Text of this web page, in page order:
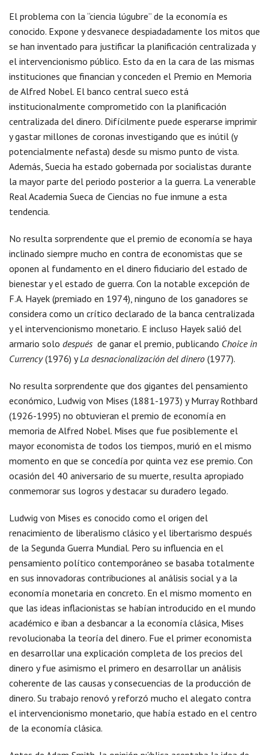
El problema con la “ciencia lúgubre” de la economía es
conocido. Expone y desvanece despiadadamente los mitos que
se han inventado para justificar la planificación centralizada y
el intervencionismo público. Esto da en la cara de las mismas
instituciones que financian y conceden el Premio en Memoria
de Alfred Nobel. El banco central sueco está
institucionalmente comprometido con la planificación
centralizada del dinero. Difícilmente puede esperarse imprimir
y gastar millones de coronas investigando que es inútil (y
potencialmente nefasta) desde su mismo punto de vista.
Además, Suecia ha estado gobernada por socialistas durante
la mayor parte del periodo posterior a la guerra. La venerable
Real Academia Sueca de Ciencias no fue inmune a esta
tendencia.
No resulta sorprendente que el premio de economía se haya
inclinado siempre mucho en contra de economistas que se
oponen al fundamento en el dinero fiduciario del estado de
bienestar y el estado de guerra. Con la notable excepción de
F.A. Hayek (premiado en 1974), ninguno de los ganadores se
considera como un crítico declarado de la banca centralizada
y el intervencionismo monetario. E incluso Hayek salió del
armario solo después de ganar el premio, publicando Choice in
Currency(1976) yLa desnacionalización del dinero (1977).
No resulta sorprendente que dos gigantes del pensamiento
económico, Ludwig von Mises (1881-1973) y Murray Rothbard
(1926-1995) no obtuvieran el premio de economía en
memoria de Alfred Nobel. Mises que fue posiblemente el
mayor economista de todos los tiempos, murió en el mismo
momento en que se concedía por quinta vez ese premio. Con
ocasión del 40 aniversario de su muerte, resulta apropiado
conmemorar sus logros y destacar su duradero legado.
Ludwig von Mises es conocido como el origen del
renacimiento de liberalismo clásico y el libertarismo después
de la Segunda Guerra Mundial. Pero su influencia en el
pensamiento político contemporáneo se basaba totalmente
en sus innovadoras contribuciones al análisis social y a la
economía monetaria en concreto. En el mismo momento en
que las ideas inflacionistas se habían introducido en el mundo
académico e iban a desbancar a la economía clásica, Mises
revolucionaba la teoría del dinero. Fue el primer economista
en desarrollar una explicación completa de los precios del
dinero y fue asimismo el primero en desarrollar un análisis
coherente de las causas y consecuencias de la producción de
dinero. Su trabajo renovó y reforzó mucho el alegato contra
el intervencionismo monetario, que había estado en el centro
de la economía clásica.